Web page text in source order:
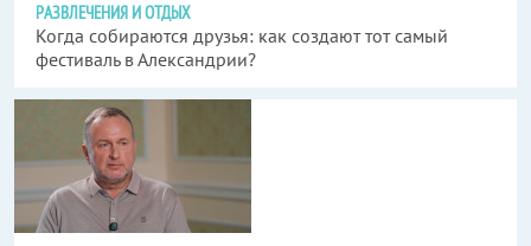
РАЗВЛЕЧЕНИЯ И ОТДЫХ
Когда собираются друзья: как создают тот самый
фестиваль в Александрии?